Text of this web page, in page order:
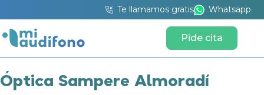
Te llamamos gratis Whatsapp
Pide cita
Óptica Sampere Almoradí